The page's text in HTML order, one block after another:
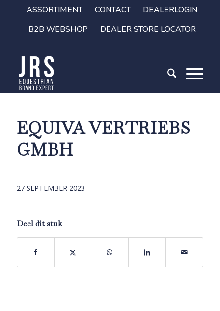
ASSORTIMENT CONTACT
DEALERLOGIN
B2B WEBSHOP
DEALER STORE LOCATOR
EQUIVA VERTRIEBS
GMBH
27 SEPTEMBER 2023
Deel dit stuk